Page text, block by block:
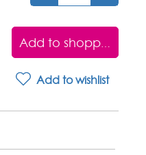
Add to shopping cart
Add to wishlist